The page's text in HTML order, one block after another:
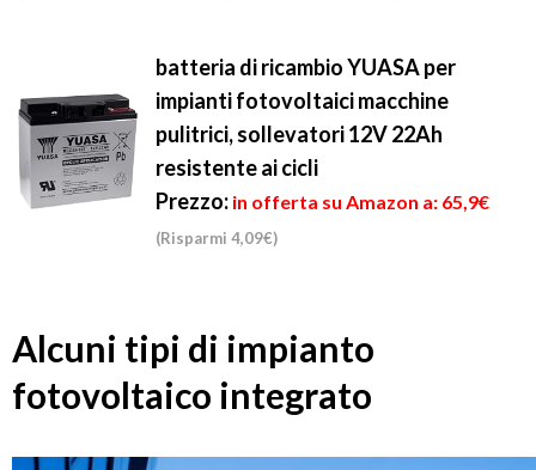
batteria di ricambio YUASA per
impianti fotovoltaici macchine
pulitrici, sollevatori 12V 22Ah
resistente ai cicli
Prezzo: in offerta su Amazon a: 65,9€
(Risparmi 4,09€)
Alcuni tipi di impianto
fotovoltaico integrato